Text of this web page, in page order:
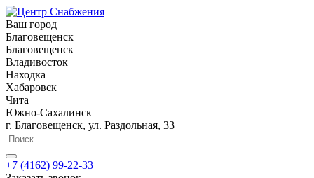
Ваш город
Благовещенск
Благовещенск
Владивосток
Находка
Хабаровск
Чита
Южно-Сахалинск
г. Благовещенск, ул. Раздольная, 33
+7 (4162) 99-22-33